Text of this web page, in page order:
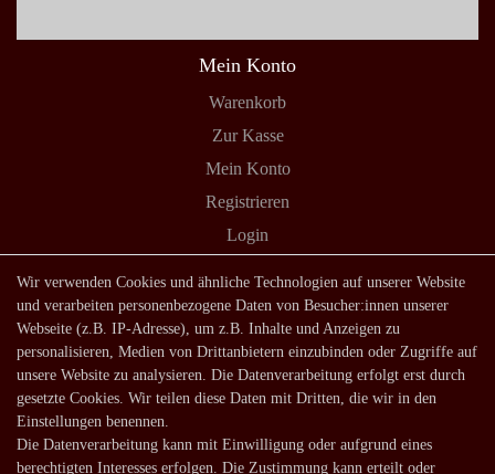
Mein Konto
Warenkorb
Zur Kasse
Mein Konto
Registrieren
Login
Shop
Lagerverkauf
Zahlungsarten
Versandarten und -kosten
Service
Wir verwenden Cookies und ähnliche Technologien auf unserer Website
und verarbeiten personenbezogene Daten von Besucher:innen unserer
Webseite (z.B. IP-Adresse), um z.B. Inhalte und Anzeigen zu
personalisieren, Medien von Drittanbietern einzubinden oder Zugriffe auf
unsere Website zu analysieren. Die Datenverarbeitung erfolgt erst durch
gesetzte Cookies. Wir teilen diese Daten mit Dritten, die wir in den
Einstellungen benennen.
Die Datenverarbeitung kann mit Einwilligung oder aufgrund eines
berechtigten Interesses erfolgen. Die Zustimmung kann erteilt oder